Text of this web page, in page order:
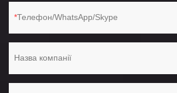
Телефон/WhatsApp/Skype
Назва компанії